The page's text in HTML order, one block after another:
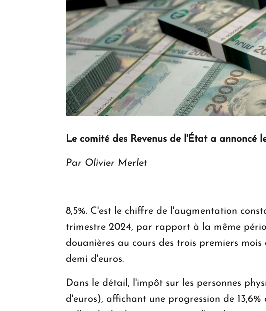
Le comité des Revenus de l'État a annoncé
Par Olivier Merlet
8,5%. C'est le chiffre de l'augmentation
trimestre 2024, par rapport à la même
douanières au cours des trois premiers
demi d'euros.
Dans le détail, l'impôt sur les personnes
d'euros), affichant une progression de